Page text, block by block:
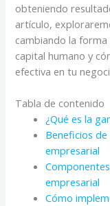
obteniendo
artículo,
cambiando la forma
capital humano y
efectiva en tu
Tabla de contenido
¿Qué es la
Beneficios
empresarial
empresarial
Cómo